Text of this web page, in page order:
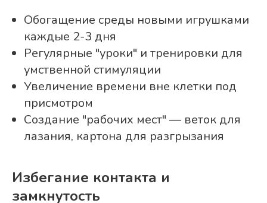
Обогащение среды новыми игрушками
каждые 2-3 дня
Регулярные "уроки" и тренировки для
умственной стимуляции
Увеличение времени вне клетки под
присмотром
Создание "рабочих мест" — веток для
лазания, картона для разгрызания
Избегание контакта и
замкнутость